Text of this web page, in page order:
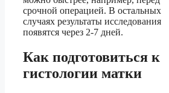
срочной операцией. В остальных
случаях результаты исследования
появятся через 2-7 дней.
Как подготовиться к
гистологии матки